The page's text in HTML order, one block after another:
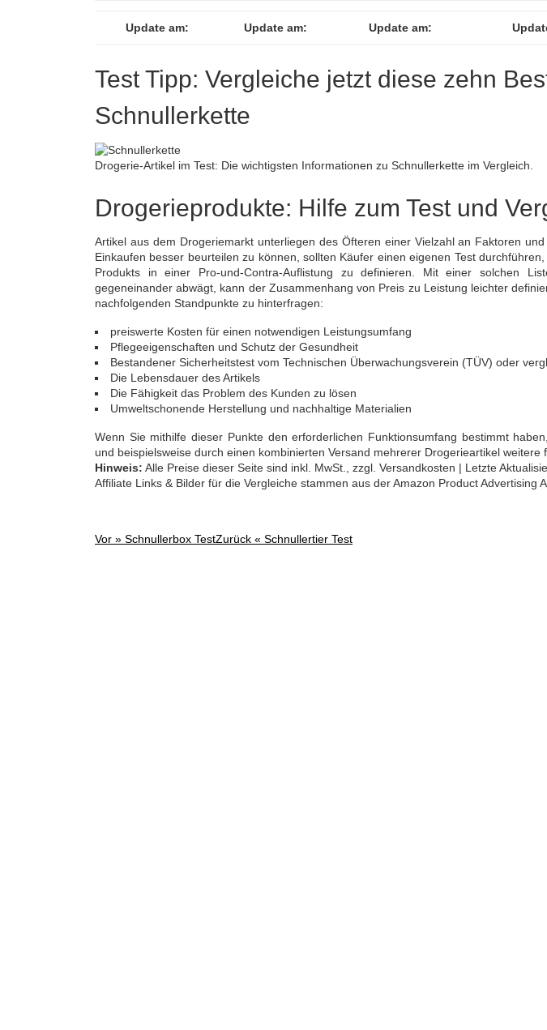
Update am: Update am: Update am:
Test Tipp: Vergleiche jetzt diese zehn
Schnullerkette
Drogerie-Artikel im Test: Die wichtigsten Informationen zu Schnullerkette im Vergleich.
Drogerieprodukte: Hilfe zum Test und
Artikel aus dem Drogeriemarkt unterliegen des Öfteren einer Vielzahl an Faktoren
Einkaufen besser beurteilen zu können, sollten Käufer einen eigenen Test
Produkts in einer Pro-und-Contra-Auflistung zu definieren. Mit einer solchen
gegeneinander abwägt, kann der Zusammenhang von Preis zu Leistung leichter
nachfolgenden Standpunkte zu hinterfragen:
preiswerte Kosten für einen notwendigen Leistungsumfang
Pflegeeigenschaften und Schutz der Gesundheit
Bestandener Sicherheitstest vom Technischen Überwachungsverein (TÜV) oder
Die Lebensdauer des Artikels
Die Fähigkeit das Problem des Kunden zu lösen
Umweltschonende Herstellung und nachhaltige Materialien
Wenn Sie mithilfe dieser Punkte den erforderlichen Funktionsumfang bestimmt
und beispielsweise durch einen kombinierten Versand mehrerer Drogerieartikel weitere
Hinweis: Alle Preise dieser Seite sind inkl. MwSt., zzgl. Versandkosten | Letzte
Affiliate Links & Bilder für die Vergleiche stammen aus der Amazon Product Advertising
Post
Vor » Schnullerbox TestZurück « Schnullertier Test